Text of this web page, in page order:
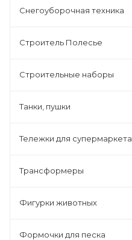
Снегоуборочная техника
Строитель Полесье
Строительные наборы
Танки, пушки
Тележки для супермаркета
Трансформеры
Фигурки животных
Формочки для песка